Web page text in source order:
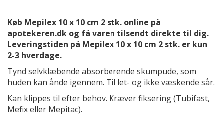
Køb Mepilex 10 x 10 cm 2 stk. online på
apotekeren.dk og få varen tilsendt direkte til dig.
Leveringstiden på Mepilex 10 x 10 cm 2 stk. er kun
2-3 hverdage.
Tynd selvklæbende absorberende skumpude, som
huden kan ånde igennem. Til let- og ikke væskende sår.
Kan klippes til efter behov. Kræver fiksering (Tubifast,
Mefix eller Mepitac).